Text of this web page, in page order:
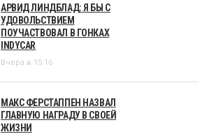
АРВИД ЛИНДБЛАД: Я БЫ С
УДОВОЛЬСТВИЕМ
ПОУЧАСТВОВАЛ В ГОНКАХ
INDYCAR
Вчера в 15:16
МАКС ФЕРСТАППЕН НАЗВАЛ
ГЛАВНУЮ НАГРАДУ В СВОЕЙ
ЖИЗНИ